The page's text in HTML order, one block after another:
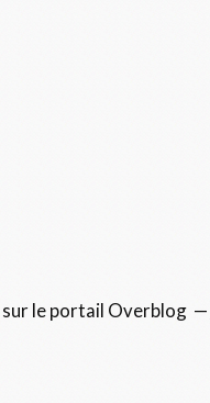
sur le portail Overblog